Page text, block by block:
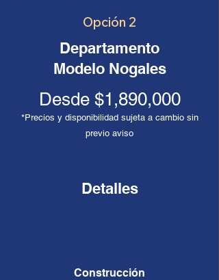
Opción 2
Departamento
Modelo Nogales
Desde $1,890,000
*Precios y disponibilidad sujeta a cambio sin
previo aviso
Detalles
Construcción